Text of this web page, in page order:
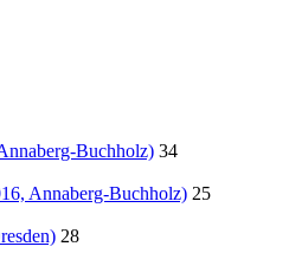
Buchholz) 34
Annaberg-Buchholz) 25
28